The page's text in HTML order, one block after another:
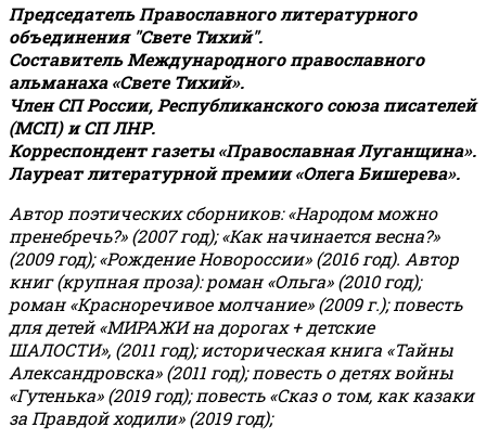
Председатель Православного литературного
объединения "Свете Тихий".
Составитель Международного православного
альманаха «Свете Тихий».
Член СП России, Республиканского союза писателей
(МСП) и СП ЛНР.
Корреспондент газеты «Православная Луганщина».
Лауреат литературной премии «Олега Бишерева».
Автор поэтических сборников: «Народом можно
пренебречь?» (2007 год); «Как начинается весна?»
(2009 год); «Рождение Новороссии» (2016 год). Автор
книг (крупная проза): роман «Ольга» (2010 год);
роман «Красноречивое молчание» (2009 г.); повесть
для детей «МИРАЖИ на дорогах + детские
ШАЛОСТИ», (2011 год); историческая книга «Тайны
Александровска» (2011 год); повесть о детях войны
«Гутенька» (2019 год); повесть «Сказ о том, как казаки
за Правдой ходили» (2019 год);